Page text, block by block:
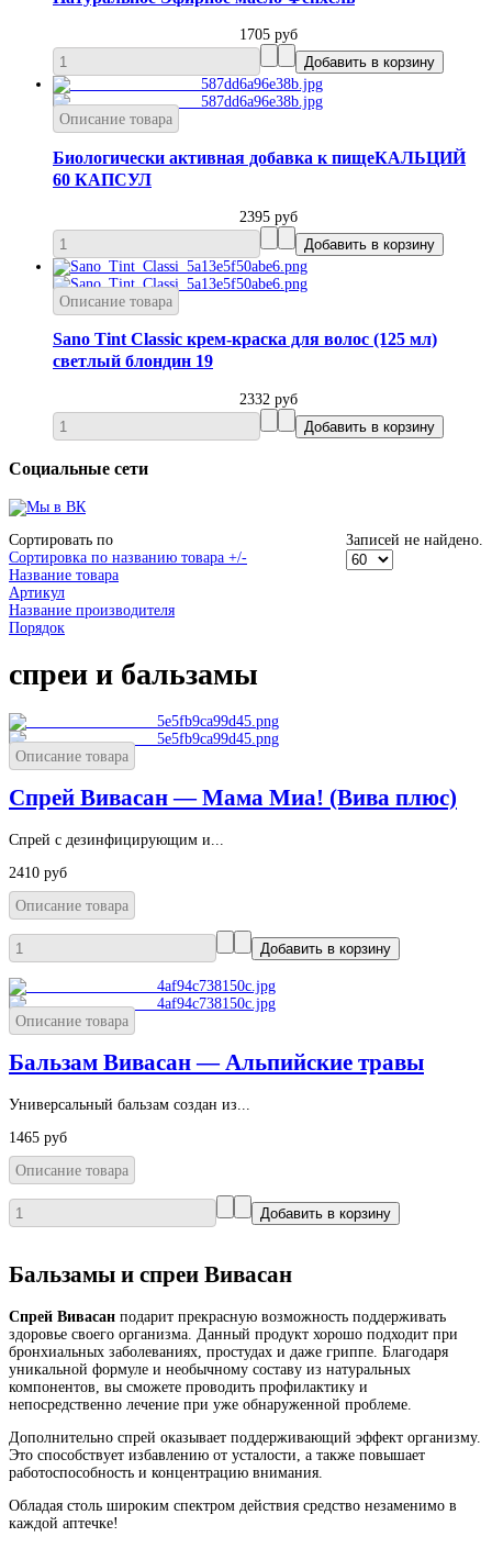
1705 руб
Описание товара
Биологически активная добавка к пищеКАЛЬЦИЙ
60 КАПСУЛ
2395 руб
Описание товара
Sano Tint Classic крем-краска для волос (125 мл)
светлый блондин 19
2332 руб
Социальные сети
Сортировать по
Сортировка по названию товара +/-
Название товара
Артикул
Название производителя
Порядок
Записей не найдено.
спреи и бальзамы
Описание товара
Спрей Вивасан — Мама Миа! (Вива плюс)
Спрей с дезинфицирующим и...
2410 руб
Описание товара
Описание товара
Бальзам Вивасан — Альпийские травы
Универсальный бальзам создан из...
1465 руб
Описание товара
Бальзамы и спреи Вивасан
Спрей Вивасан подарит прекрасную возможность поддерживать
здоровье своего организма. Данный продукт хорошо подходит при
бронхиальных заболеваниях, простудах и даже гриппе. Благодаря
уникальной формуле и необычному составу из натуральных
компонентов, вы сможете проводить профилактику и
непосредственно лечение при уже обнаруженной проблеме.
Дополнительно спрей оказывает поддерживающий эффект организму.
Это способствует избавлению от усталости, а также повышает
работоспособность и концентрацию внимания.
Обладая столь широким спектром действия средство незаменимо в
каждой аптечке!